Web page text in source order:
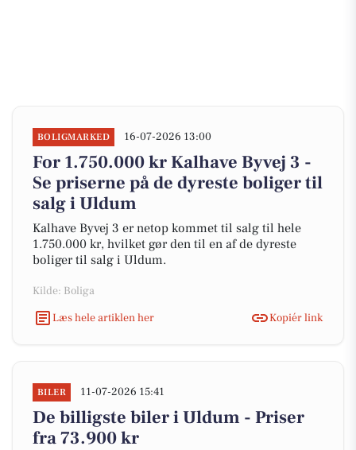
BOLIGMARKED 16-07-2026 13:00
For 1.750.000 kr Kalhave Byvej 3 -
Se priserne på de dyreste boliger til
salg i Uldum
Kalhave Byvej 3 er netop kommet til salg til hele
1.750.000 kr, hvilket gør den til en af de dyreste
boliger til salg i Uldum.
Kilde: Boliga
Læs hele artiklen her
Kopiér link
BILER 11-07-2026 15:41
De billigste biler i Uldum - Priser
fra 73.900 kr